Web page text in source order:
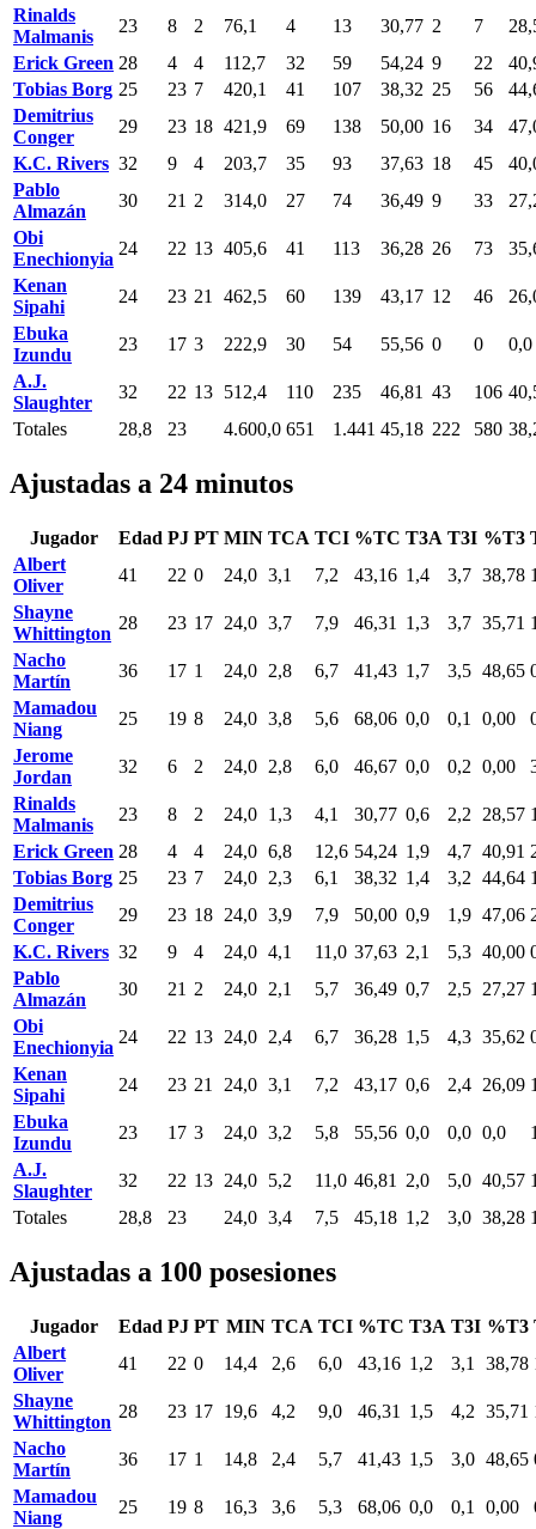
Rinalds
Malmanis
23 8 2 76,1 4 13 30,77 2 7
Erick Green 28 4 4 112,7 32 59 54,24 9 22
Tobias Borg 25 23 7 420,1 41 107 38,32 25 56
Demitrius
Conger
29 23 18 421,9 69 138 50,00 16 34
K.C. Rivers 32 9 4 203,7 35 93 37,63 18 45
Pablo
Almazán
30 21 2 314,0 27 74 36,49 9 33
Obi
Enechionyia
24 22 13 405,6 41 113 36,28 26 73
Kenan
Sipahi
24 23 21 462,5 60 139 43,17 12 46
Ebuka
Izundu
23 17 3 222,9 30 54 55,56 0 0
0,0
A.J.
Slaughter
32 22 13 512,4 110 235 46,81 43 106
Totales
28,8 23 4.600,0 651 1.441 45,18 222 580
Ajustadas a 24 minutos
Jugador Edad PJ PT MIN TCA TCI %TC T3A T3I %T3
Albert
Oliver
41 22 0 24,0 3,1 7,2 43,16 1,4 3,7 38,78
Shayne
Whittington
28 23 17 24,0 3,7 7,9 46,31 1,3 3,7 35,71
Nacho
Martín
36 17 1 24,0 2,8 6,7 41,43 1,7 3,5 48,65
Mamadou
Niang
25 19 8 24,0 3,8 5,6 68,06 0,0 0,1 0,00
Jerome
Jordan
32 6 2 24,0 2,8 6,0 46,67 0,0 0,2 0,00
Rinalds
Malmanis
23 8 2 24,0 1,3 4,1 30,77 0,6 2,2 28,57
Erick Green 28 4 4 24,0 6,8 12,6 54,24 1,9 4,7 40,91
Tobias Borg 25 23 7 24,0 2,3 6,1 38,32 1,4 3,2 44,64
Demitrius
Conger
29 23 18 24,0 3,9 7,9 50,00 0,9 1,9 47,06
K.C. Rivers 32 9 4 24,0 4,1 11,0 37,63 2,1 5,3 40,00
Pablo
Almazán
30 21 2 24,0 2,1 5,7 36,49 0,7 2,5 27,27
Obi
Enechionyia
24 22 13 24,0 2,4 6,7 36,28 1,5 4,3 35,62
Kenan
Sipahi
24 23 21 24,0 3,1 7,2 43,17 0,6 2,4 26,09
Ebuka
Izundu
23 17 3 24,0 3,2 5,8 55,56 0,0 0,0 0,0
A.J.
Slaughter
32 22 13 24,0 5,2 11,0 46,81 2,0 5,0 40,57
Totales
28,8 23 24,0 3,4 7,5 45,18 1,2 3,0 38,28
Ajustadas a 100 posesiones
Jugador Edad PJ PT MIN TCA TCI %TC T3A T3I %T3
Albert
Oliver
41 22 0 14,4 2,6 6,0 43,16 1,2 3,1 38,78
Shayne
Whittington
28 23 17 19,6 4,2 9,0 46,31 1,5 4,2 35,71
Nacho
Martín
36 17 1 14,8 2,4 5,7 41,43 1,5 3,0 48,65
Mamadou
Niang
25 19 8 16,3 3,6 5,3 68,06 0,0 0,1 0,00